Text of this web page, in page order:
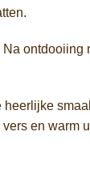
Na ontdooiing
heerlijke
en warm